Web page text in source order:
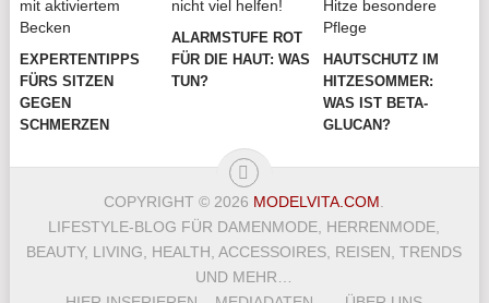
EXPERTENTIPPS
FÜRS SITZEN
GEGEN
SCHMERZEN
ALARMSTUFE ROT
FÜR DIE HAUT: WAS
TUN?
HAUTSCHUTZ IM
HITZESOMMER:
WAS IST BETA-
GLUCAN?
COPYRIGHT © 2026 MODELVITA.COM
LIFESTYLE-BLOG FÜR DAMENMODE, HERRENMODE,
BEAUTY, LIVING, HEALTH, ACCESSOIRES, REISEN, TRENDS
UND MEHR…